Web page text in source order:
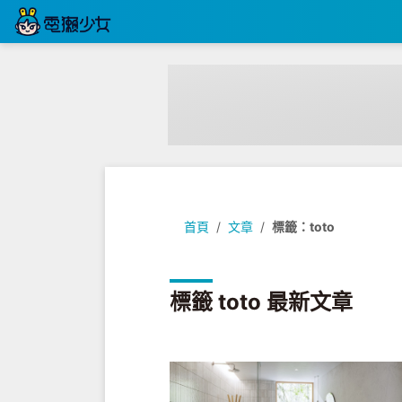
首頁 文章 標籤：toto
標籤 toto 最新文章